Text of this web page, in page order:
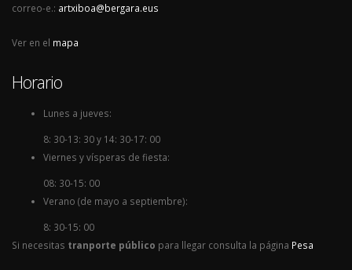
correo-e.: artxiboa@bergara.eus
Ver en el mapa
Horario
Lunes a jueves:
8: 30-13: 30 y 14: 30-17: 00
Viernes y vísperas de fiesta:
08: 30-15: 00
Verano (de mayo a septiembre):
8: 30-15: 00
Si necesitas tranporte público para llegar consulta la página Pesa